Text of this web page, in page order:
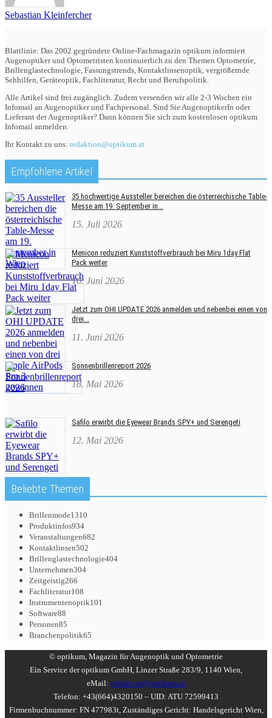
Sebastian Kleinfercher
Blattlinie: Das 2002 gegründete Online-Fachmagazin optikum informiert
Augenoptiker und Optometristen kontinuierlich zu den Themen Optometrie,
Brillenglastechnologie, Fassungstrends, Kontaktlinsenoptik, vergrößernde
Sehhilfen, Geräteoptik, Fachliteratur, Recht und Berufspolitik.
Alle Artikel sind frei zugänglich. Zudem versenden wir alle 2-3 Wochen ein
Infomail an Augenoptiker und Fachpersonal. Sind Sie AugenoptikerIn oder
Lieferant der Augenoptiker? Dann können Sie sich zum kostenlosen optikum
Infomail anmelden.
Ihr Kontakt zu uns: redaktion@optikum.at
Empfohlene Artikel
35 hochwertige Aussteller bereichen die österreichische Table-
Messe am 19. September in...
15. Juli 2026
Menicon reduziert Kunststoffverbrauch bei Miru 1day Flat
Pack weiter
16. Juni 2026
Jetzt zum OHI UPDATE 2026 anmelden und nebenbei einen von
drei...
11. Juni 2026
Sonnenbrillenreport 2026
18. Mai 2026
Safilo erwirbt die Eyewear Brands SPY+ und Serengeti
12. Mai 2026
Beliebte Themen
Brillenmode1310
Produktinfos934
Veranstaltungen682
Kontaktlinsen502
Brillenglastechnologie404
Unternehmen304
Zeitgeistig266
Fachliteratur108
Instrumentenoptik101
Software88
Personen85
Branchenpolitik65
© optikum, Magazin für Augenoptik und Optometrie
Ein Service der optikum GmbH, Linzer Straße 283/9, 1140 Wien,
eMail: redaktion@optikum.at
Telefon: +43(664)4320150 – UID: ATU 72599413
Firmenbuchnummer: FN 477983t, Zuständiges Gericht: Handelsgericht Wien,